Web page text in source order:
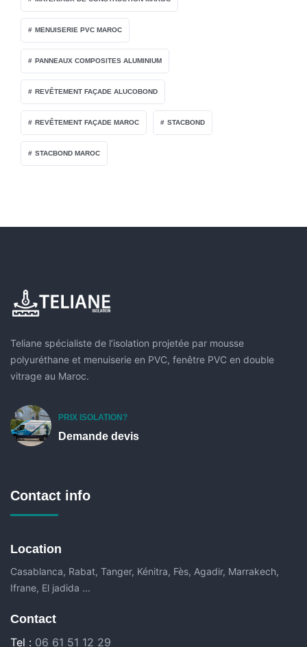
MENUISERIE PVC MAROC
PANNEAUX COMPOSITES ALUMINIUM
REVÊTEMENT FAÇADE ALUCOBOND
REVÊTEMENT FAÇADE MAROC STACBOND
STACBOND MAROC
Teliane spécialiste de l’isolation projetée par mousse
polyuréthane et menuiserie en PVC, fenêtre PVC en double
vitrage au Maroc.
PRIX ISOLATION?
Demande devis
Contact info
Location
Casablanca, Rabat, Tanger, Kénitra, Fès, Agadir, Marrakech,
Ifrane, El jadida ...
Contact
Tel : 06 61 51 12 29